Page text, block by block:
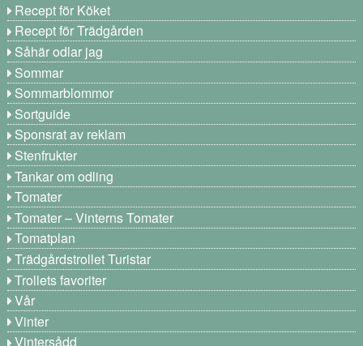
Recept för Köket
Recept för Trädgården
Såhär odlar jag
Sommar
Sommarblommor
Sortguide
Sponsrat av reklam
Stenfrukter
Tankar om odling
Tomater
Tomater – Vinterns Tomater
Tomatplan
Trädgårdstrollet Turistar
Trollets favoriter
Vår
Vinter
Vintersådd